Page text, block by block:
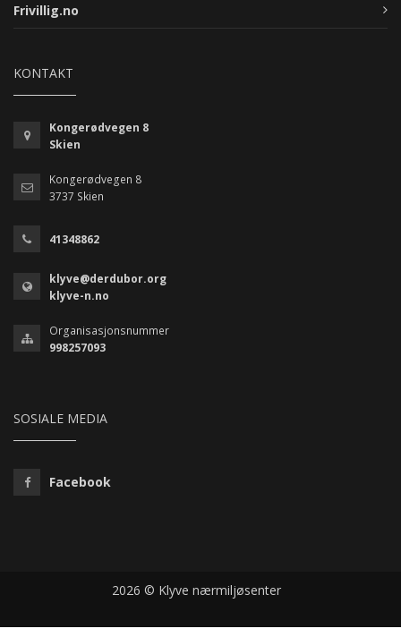
Frivillig.no
KONTAKT
Kongerødvegen 8
Skien
Kongerødvegen 8
3737 Skien
41348862
klyve@derdubor.org
klyve-n.no
Organisasjonsnummer
998257093
SOSIALE MEDIA
Facebook
2026 © Klyve nærmiljøsenter